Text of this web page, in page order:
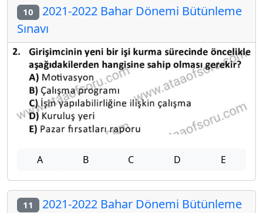
10 2021-2022 Bahar Dönemi Bütünleme
Sınavı
A B C D E
11 2021-2022 Bahar Dönemi Bütünleme